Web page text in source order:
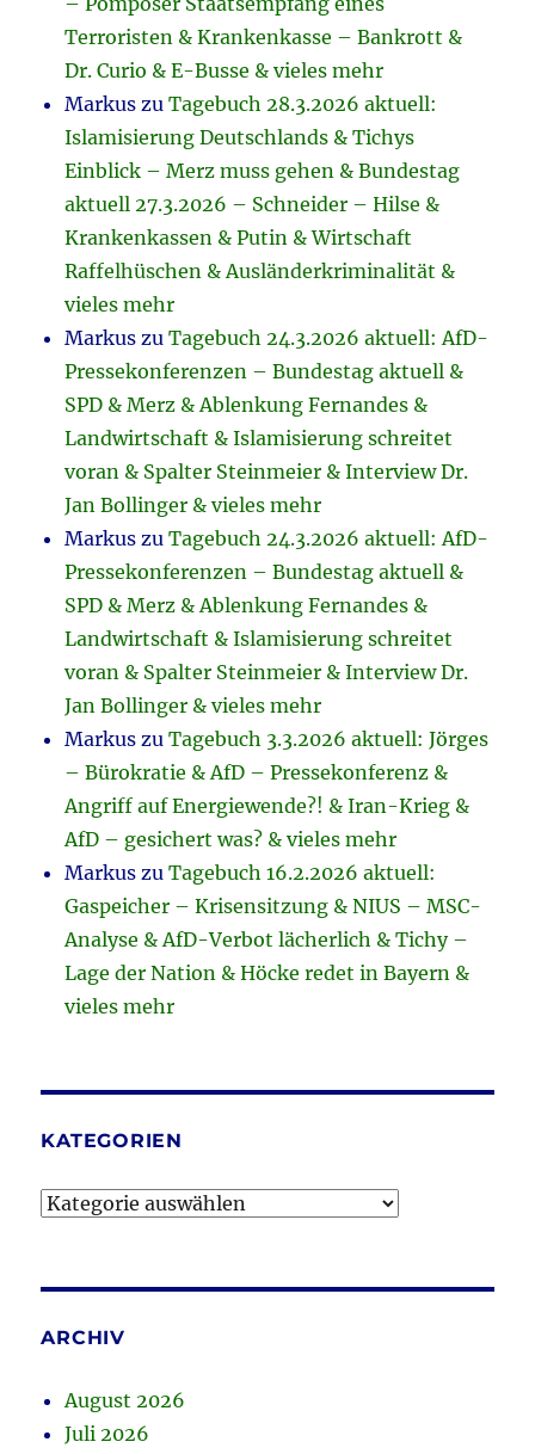
Terroristen & Krankenkasse – Bankrott &
Dr. Curio & E-Busse & vieles mehr
Markus zuTagebuch 28.3.2026 aktuell:
Islamisierung Deutschlands & Tichys
Einblick – Merz muss gehen & Bundestag
aktuell 27.3.2026 – Schneider – Hilse &
Krankenkassen & Putin & Wirtschaft
Raffelhüschen & Ausländerkriminalität &
vieles mehr
Markus zuTagebuch 24.3.2026 aktuell: AfD-
Pressekonferenzen – Bundestag aktuell &
SPD & Merz & Ablenkung Fernandes &
Landwirtschaft & Islamisierung schreitet
voran & Spalter Steinmeier & Interview Dr.
Jan Bollinger & vieles mehr
Markus zuTagebuch 24.3.2026 aktuell: AfD-
Pressekonferenzen – Bundestag aktuell &
SPD & Merz & Ablenkung Fernandes &
Landwirtschaft & Islamisierung schreitet
voran & Spalter Steinmeier & Interview Dr.
Jan Bollinger & vieles mehr
Markus zuTagebuch 3.3.2026 aktuell: Jörges
– Bürokratie & AfD – Pressekonferenz &
Angriff auf Energiewende?! & Iran-Krieg &
AfD – gesichert was? & vieles mehr
Markus zuTagebuch 16.2.2026 aktuell:
Gaspeicher – Krisensitzung & NIUS – MSC-
Analyse & AfD-Verbot lächerlich & Tichy –
Lage der Nation & Höcke redet in Bayern &
vieles mehr
KATEGORIEN
Kategorien
ARCHIV
August 2026
Juli 2026